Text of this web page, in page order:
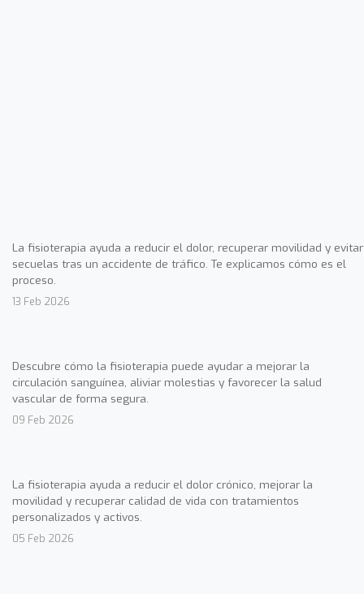
La fisioterapia ayuda a reducir el dolor, recuperar movilidad y evitar
secuelas tras un accidente de tráfico. Te explicamos cómo es el
proceso.
13 Feb 2026
Descubre cómo la fisioterapia puede ayudar a mejorar la
circulación sanguínea, aliviar molestias y favorecer la salud
vascular de forma segura.
09 Feb 2026
La fisioterapia ayuda a reducir el dolor crónico, mejorar la
movilidad y recuperar calidad de vida con tratamientos
personalizados y activos.
05 Feb 2026